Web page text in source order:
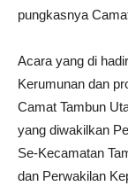
pungkasnya
Acara yang di
Kerumunan dan
Camat Tambun
yang diwakilkan
Se-Kecamatan
dan Perwakilan